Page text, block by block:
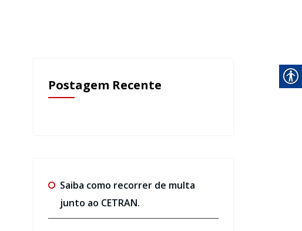
Postagem Recente
Saiba como recorrer de multa
junto ao CETRAN.